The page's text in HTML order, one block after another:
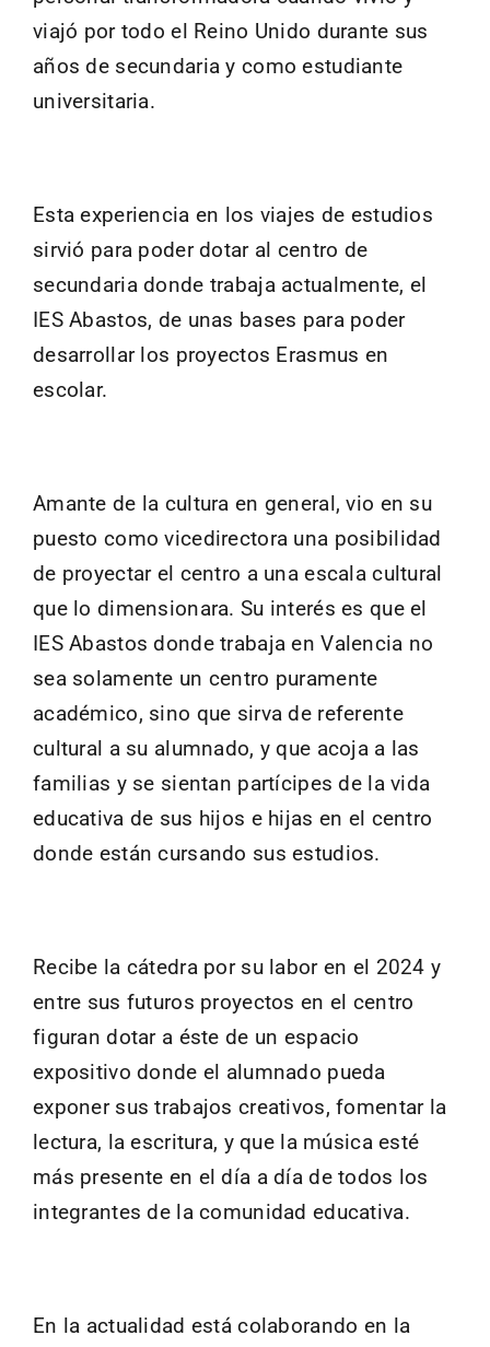
viajó por todo el Reino Unido durante sus
años de secundaria y como estudiante
universitaria.
Esta experiencia en los viajes de estudios
sirvió para poder dotar al centro de
secundaria donde trabaja actualmente, el
IES Abastos, de unas bases para poder
desarrollar los proyectos Erasmus en
escolar.
Amante de la cultura en general, vio en su
puesto como vicedirectora una posibilidad
de proyectar el centro a una escala cultural
que lo dimensionara. Su interés es que el
IES Abastos donde trabaja en Valencia no
sea solamente un centro puramente
académico, sino que sirva de referente
cultural a su alumnado, y que acoja a las
familias y se sientan partícipes de la vida
educativa de sus hijos e hijas en el centro
donde están cursando sus estudios.
Recibe la cátedra por su labor en el 2024 y
entre sus futuros proyectos en el centro
figuran dotar a éste de un espacio
expositivo donde el alumnado pueda
exponer sus trabajos creativos, fomentar la
lectura, la escritura, y que la música esté
más presente en el día a día de todos los
integrantes de la comunidad educativa.
En la actualidad está colaborando en la